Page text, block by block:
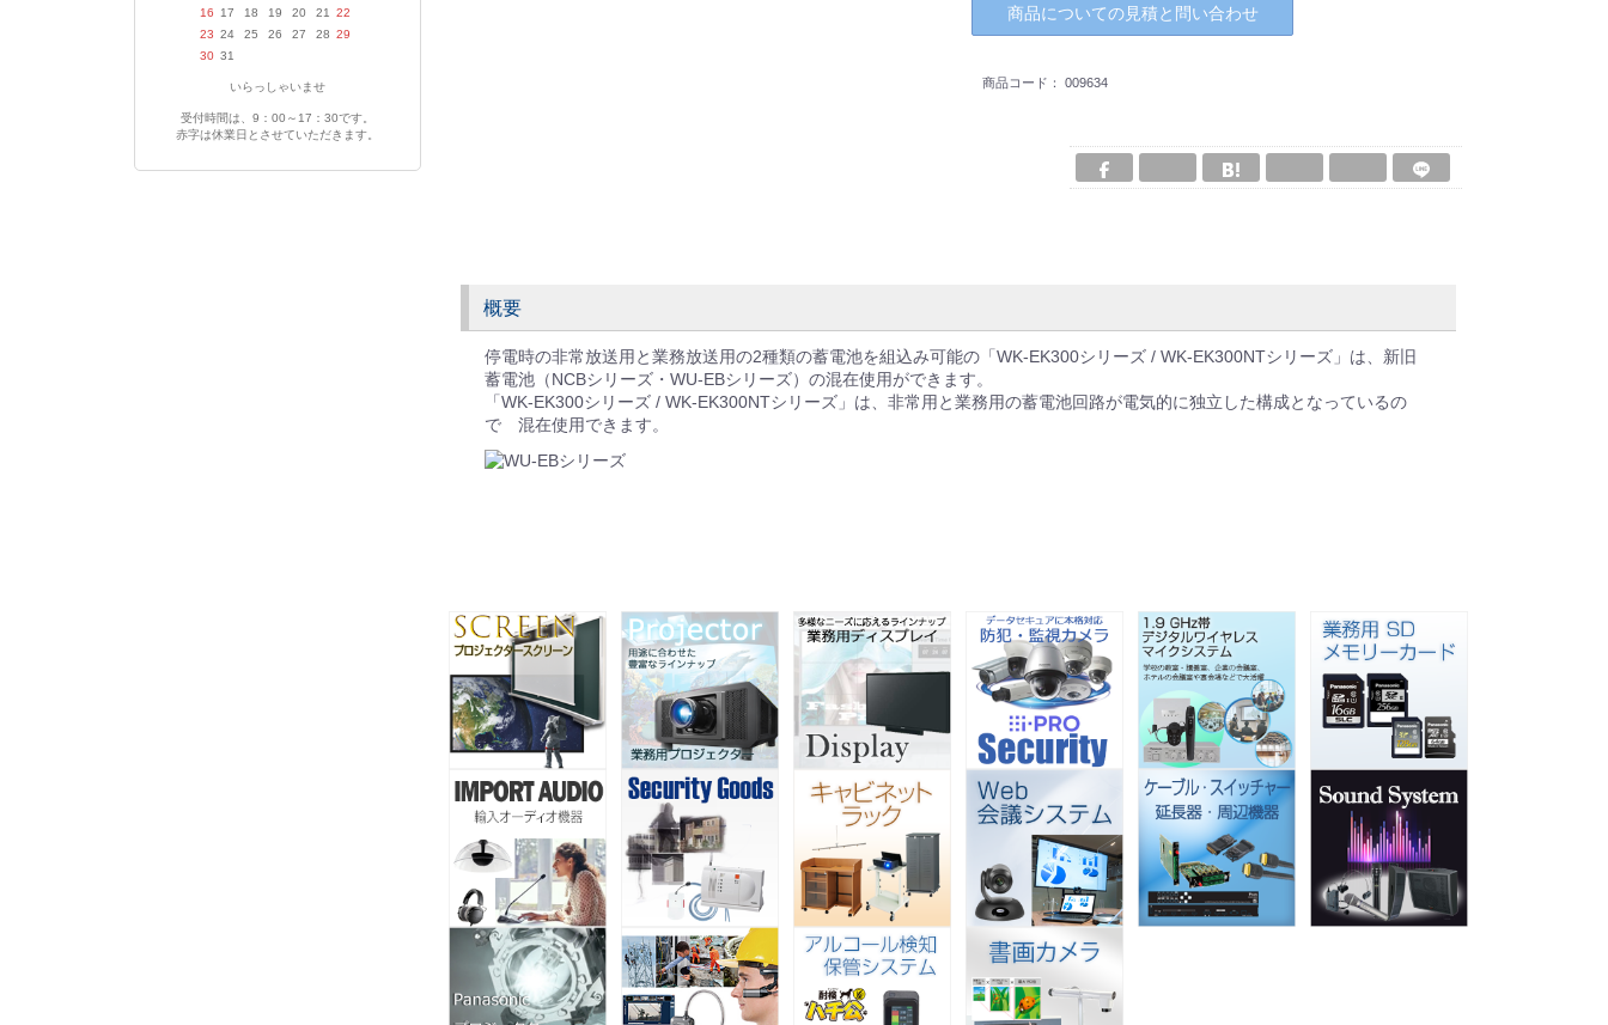
16
17 18 19 20 21
22
23 24 25 26 27 28 29
30 31
いらっしゃいませ
受付時間は、9：00～17：30です。
赤字は休業日とさせていただきます。
商品についての見積と問い合わせ
商品コード： 009634
概要
停電時の非常放送用と業務放送用の2種類の蓄電池を組込み可能の「WK-EK300シリーズ / WK-EK300NTシリーズ」は、新旧
蓄電池（NCBシリーズ・WU-EBシリーズ）の混在使用ができます。
「WK-EK300シリーズ / WK-EK300NTシリーズ」は、非常用と業務用の蓄電池回路が電気的に独立した構成となっているの
で 混在使用できます。